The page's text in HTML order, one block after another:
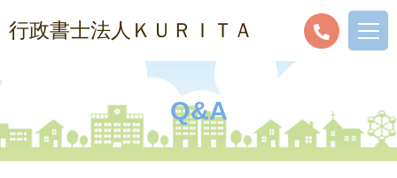
行政書士法人ＫＵＲＩＴＡ
Q&A